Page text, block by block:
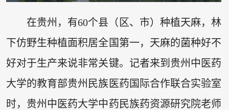
在贵州，有60个县（区、市）种植天麻，林
下仿野生种植面积居全国第一，天麻的菌种好不
好对于生产来说非常关键。记者来到贵州中医药
大学的教育部贵州民族医药国际合作联合实验室
时，贵州中医药大学中药民族药资源研究院老师